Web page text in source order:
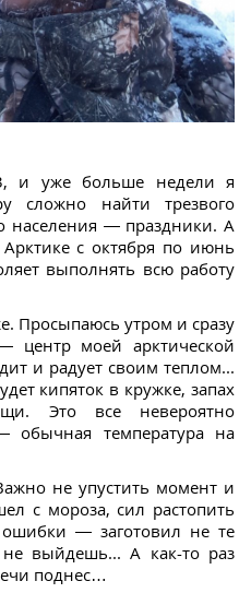
и уже больше недели я
сложно найти трезвого
населения — праздники. А
с октября по июнь
выполнять всю работу
Просыпаюсь утром и сразу
центр моей арктической
и радует своим теплом...
кипяток в кружке, запах
Это все невероятно
температура на
не упустить момент и
с мороза, сил растопить
— заготовил не те
выйдешь... А как-то раз
поднес…